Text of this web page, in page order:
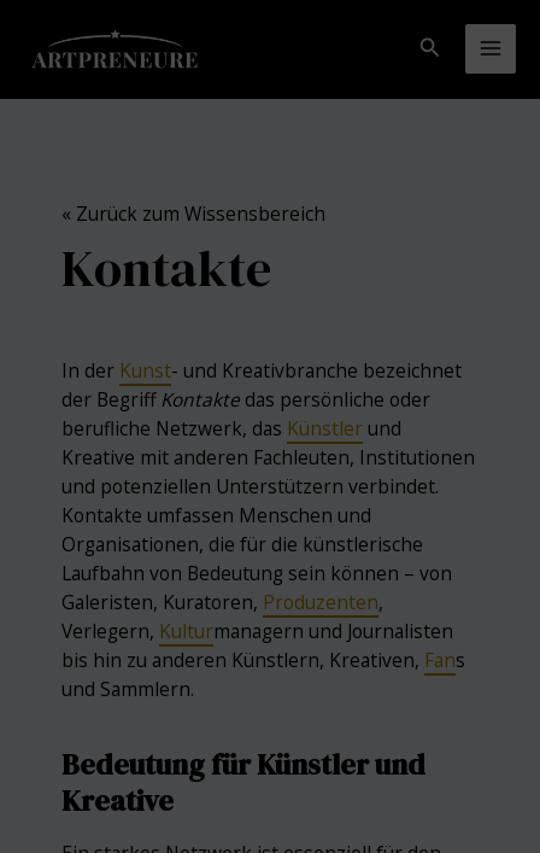
Inhalt
springen
Suchen
« Zurück zum Wissensbereich
Kontakte
In der Kunst- und Kreativbranche bezeichnet
der BegriffKontakte das persönliche oder
berufliche Netzwerk, das Künstler und
Kreative mit anderen Fachleuten, Institutionen
und potenziellen Unterstützern verbindet.
Kontakte umfassen Menschen und
Organisationen, die für die künstlerische
Laufbahn von Bedeutung sein können – von
Galeristen, Kuratoren, Produzenten,
Verlegern, Kulturmanagern und Journalisten
bis hin zu anderen Künstlern, Kreativen, Fans
und Sammlern.
Bedeutung für Künstler und
Kreative